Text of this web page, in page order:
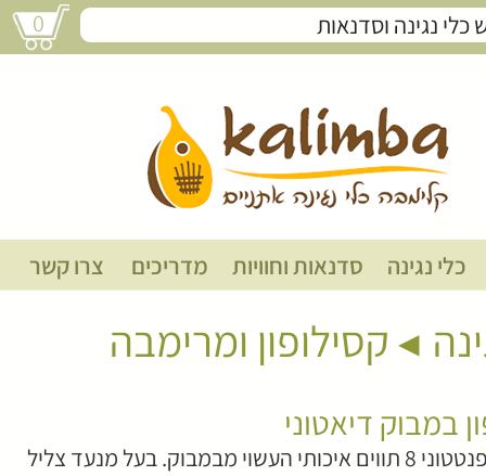
0
קסילופון במבוק דיאטוני
כלי נגינה סדנאות וחוויות מדריכים צרו קשר
קסילופון ומרימבה
במבוק דיאטוני
קסילופון פנטטוני 8 תווים איכותי העשוי מבמבוק. בעל מנעד צליל